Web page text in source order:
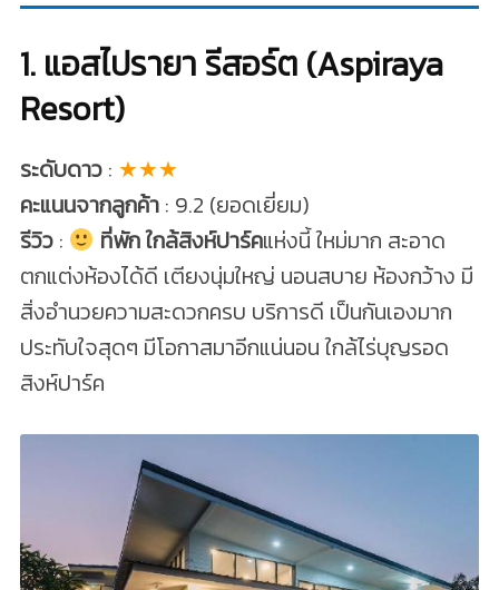
1. แอสไปรายา รีสอร์ต (Aspiraya
Resort)
ระดับดาว: ★★★
คะแนนจากลูกค้า : 9.2 (ยอดเยี่ยม)
รีวิว: ที่พัก ใกล้สิงห์ปาร์คแห่งนี้ ใหม่มาก สะอาด
ตกแต่งห้องได้ดี เตียงนุ่มใหญ่ นอนสบาย ห้องกว้าง มี
สิ่งอำนวยความสะดวกครบ บริการดี เป็นกันเองมาก
ประทับใจสุดๆ มีโอกาสมาอีกแน่นอน ใกล้ไร่บุญรอด
สิงห์ปาร์ค